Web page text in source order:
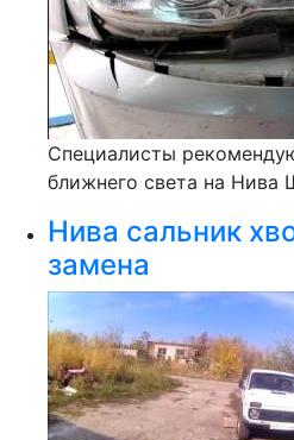
Специалисты
ближнего света на Нива
Нива сальник
замена